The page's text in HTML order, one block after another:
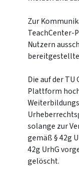
Zur
TeachCenter-
Nutzern
Die auf der
Plattform
solange zur
gemäß § 42g
42g UrhG
gelöscht.